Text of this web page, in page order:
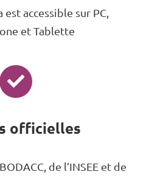
accessible sur PC,
et Tablette
officielles
de l’INSEE et de